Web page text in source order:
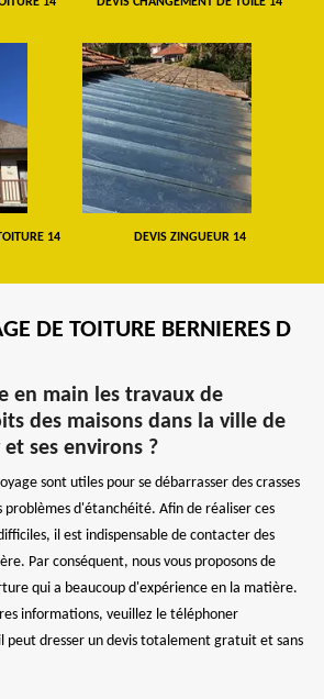
14 DEVIS ZINGUEUR 14
DE TOITURE BERNIERES D
en main les travaux de
des maisons dans la ville de
ses environs ?
sont utiles pour se débarrasser des crasses
d'étanchéité. Afin de réaliser ces
il est indispensable de contacter des
Par conséquent, nous vous proposons de
qui a beaucoup d'expérience en la matière.
informations, veuillez le téléphoner
peut dresser un devis totalement gratuit et sans